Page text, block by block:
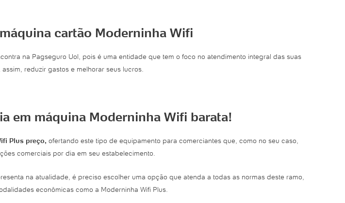
cartão Moderninha Wifi
na Pagseguro Uol, pois é uma entidade que tem o foco no atendimento integral das suas
reduzir gastos e melhorar seus lucros.
em máquina Moderninha Wifi barata!
Plus preço, ofertando este tipo de equipamento para comerciantes que, como no seu caso,
comerciais por dia em seu estabelecimento.
na atualidade, é preciso escolher uma opção que atenda a todas as normas deste ramo,
econômicas como a Moderninha Wifi Plus.